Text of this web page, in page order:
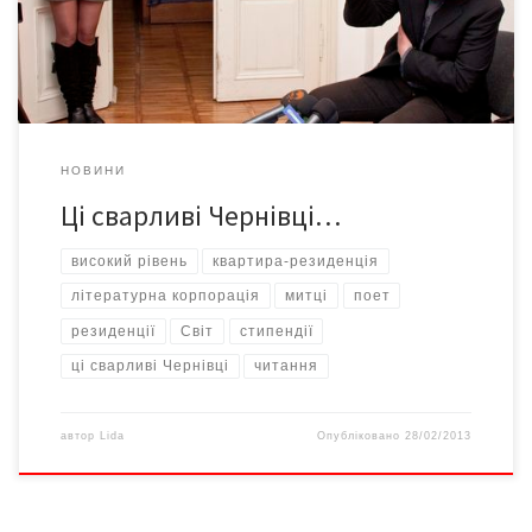
квартирі-студії, спілкуватися з громадськістю, читати лекції
для студентів, виступати з читаннями, – розповіла директор
Міжнародної літературної […]
НОВИНИ
Ці сварливі Чернівці…
високий рівень квартира-резиденція
літературна корпорація митці поет
резиденції Світ стипендії
ці сварливі Чернівці читання
автор Lida Опубліковано28/02/2013